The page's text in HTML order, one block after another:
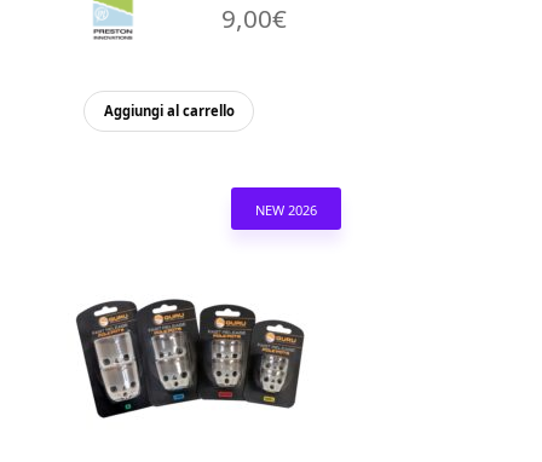
9,00€
Aggiungi al carrello
NEW 2026